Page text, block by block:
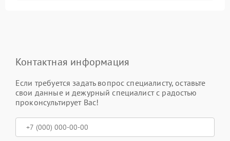
Контактная информация
Если требуется задать вопрос специалисту, оставьте
свои данные и дежурный специалист с радостью
проконсультирует Вас!